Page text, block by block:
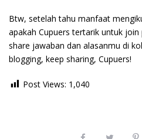
Btw, setelah tahu manfaat
apakah Cupuers tertarik untuk
share jawaban dan alasanmu di
blogging, keep sharing, Cupuers!
Post Views: 1,040